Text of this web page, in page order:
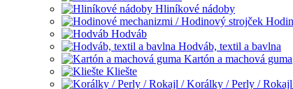
Hliníkové nádoby
Hodváb
Hodváb, textil a bavlna
Kartón a machová guma
Kliešte
Korálky / Perly /